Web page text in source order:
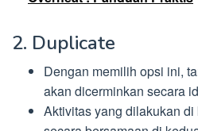
2. Duplicate
Dengan memilih opsi ini,
akan dicerminkan secara
Aktivitas yang dilakukan